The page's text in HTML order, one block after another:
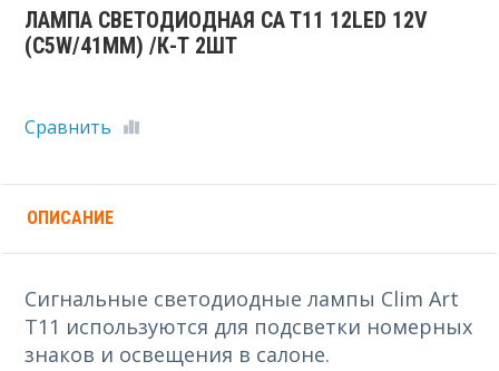
ЛАМПА СВЕТОДИОДНАЯ CA T11 12LED 12V
(C5W/41MM) /К-Т 2ШТ
Сравнить
ОПИСАНИЕ
Сигнальные светодиодные лампы Clim Art
T11 используются для подсветки номерных
знаков и освещения в салоне.